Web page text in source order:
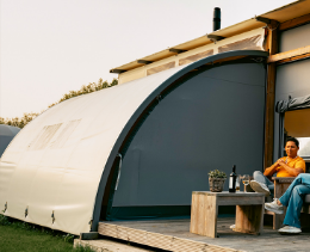
7 dagen per week
10+ miljoen